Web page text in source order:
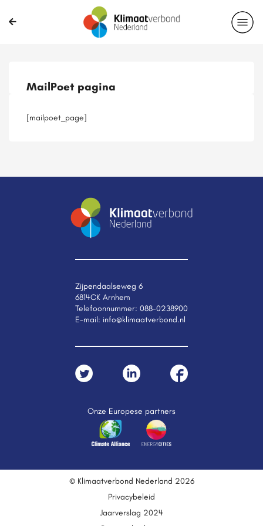
Casussen
MailPoet pagina
[mailpoet_page]
Zijpendaalseweg 6
6814CK Arnhem
Telefoonnummer: 088-0238900
E-mail: info@klimaatverbond.nl
Onze Europese partners
© Klimaatverbond Nederland 2026
Privacybeleid
Jaarverslag 2024